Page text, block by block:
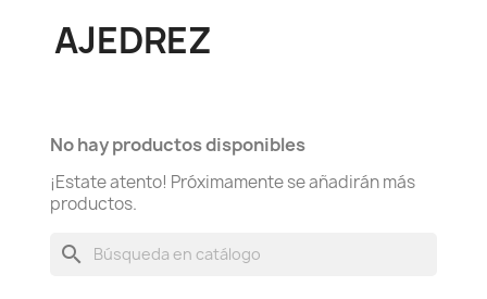
AJEDREZ
No hay productos disponibles
¡Estate atento! Próximamente se añadirán más
productos.
search